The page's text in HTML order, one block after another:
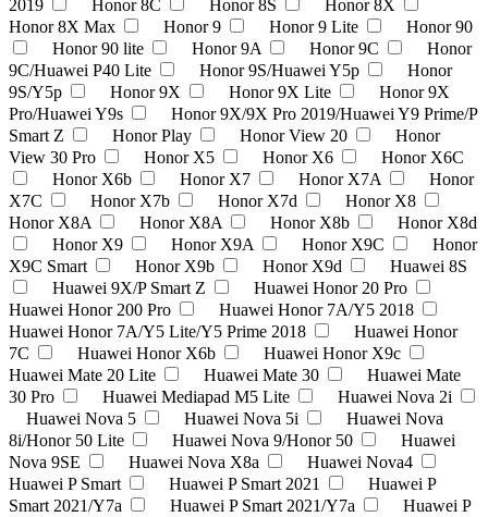
2019
Honor 8C Honor 8S
Honor 8X
Honor 8X Max
Honor 9 Honor 9 Lite
Honor 90
Honor 90 lite
Honor 9A Honor 9C
Honor
9C/Huawei P40 Lite
Honor 9S/Huawei Y5p
Honor
9S/Y5p
Honor 9X Honor 9X Lite
Honor 9X
Pro/Huawei Y9s
Honor 9X/9X Pro 2019/Huawei Y9 Prime/P
Smart Z
Honor Play Honor View 20
Honor
View 30 Pro
Honor X5 Honor X6
Honor X6C
Honor X6b
Honor X7 Honor X7A
Honor
X7C
Honor X7b Honor X7d
Honor X8
Honor X8A
Honor X8A Honor X8b
Honor X8d
Honor X9
Honor X9A Honor X9C
Honor
X9C Smart
Honor X9b Honor X9d
Huawei 8S
Huawei 9X/P Smart Z
Huawei Honor 20 Pro
Huawei Honor 200 Pro
Huawei Honor 7A/Y5 2018
Huawei Honor 7A/Y5 Lite/Y5 Prime 2018
Huawei Honor
7C
Huawei Honor X6b
Huawei Honor X9c
Huawei Mate 20 Lite
Huawei Mate 30
Huawei Mate
30 Pro
Huawei Mediapad M5 Lite
Huawei Nova 2i
Huawei Nova 5
Huawei Nova 5i
Huawei Nova
8i/Honor 50 Lite
Huawei Nova 9/Honor 50
Huawei
Nova 9SE
Huawei Nova X8a
Huawei Nova4
Huawei P Smart
Huawei P Smart 2021
Huawei P
Smart 2021/Y7a
Huawei P Smart 2021/Y7a Huawei P